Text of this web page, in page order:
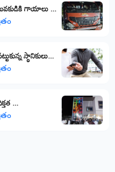
గాయాలు ​...
స్థానికులు...
...